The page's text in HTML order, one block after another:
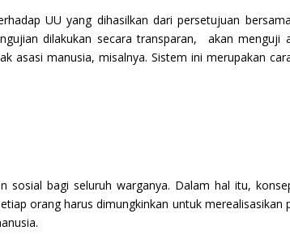
UU yang dihasilkan dari persetujuan
dilakukan secara transparan, akan menguji
asasi manusia, misalnya. Sistem ini merupakan
sosial bagi seluruh warganya. Dalam hal itu,
orang harus dimungkinkan untuk merealisasikan